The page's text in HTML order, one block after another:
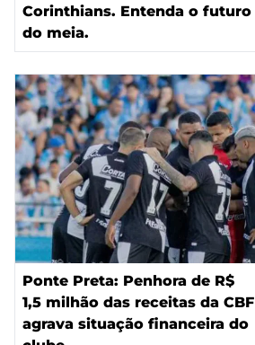
Corinthians. Entenda o futuro
do meia.
Ponte Preta: Penhora de R$
1,5 milhão das receitas da CBF
agrava situação financeira do